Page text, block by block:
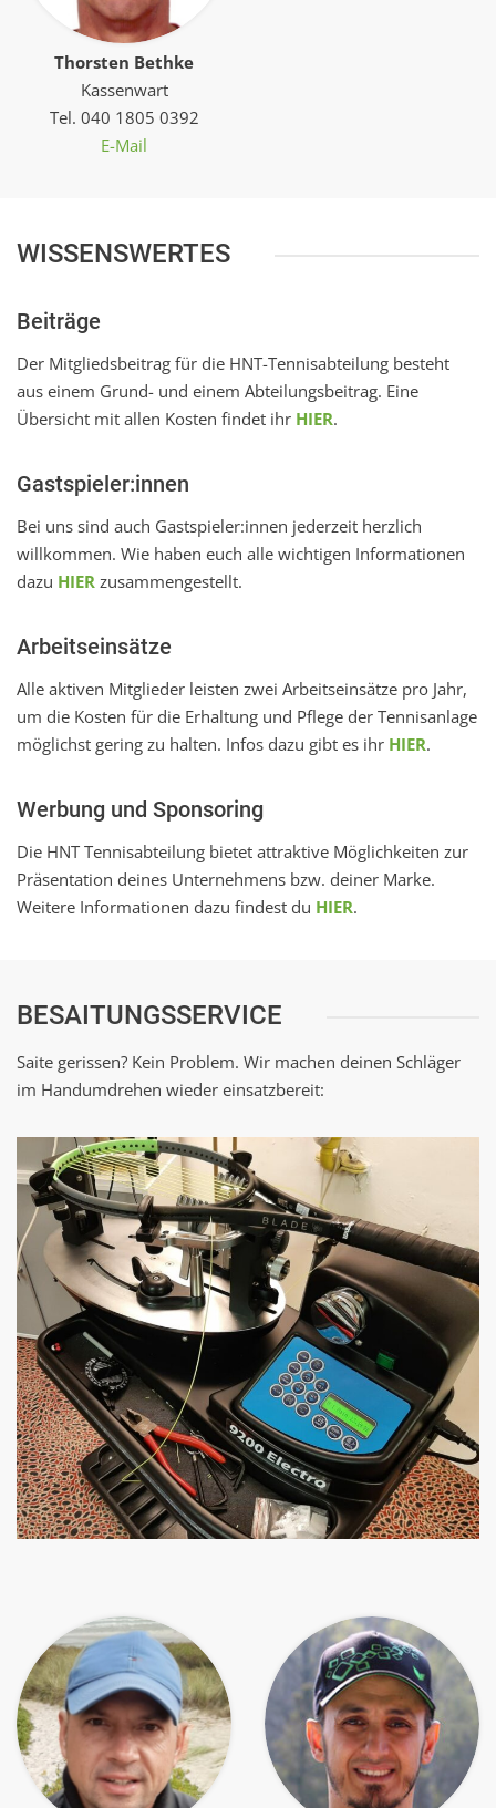
Thorsten Bethke
Kassenwart
Tel. 040 1805 0392
E-Mail
WISSENSWERTES
Beiträge
Der Mitgliedsbeitrag für die HNT-Tennisabteilung besteht
aus einem Grund- und einem Abteilungsbeitrag. Eine
Übersicht mit allen Kosten findet ihr HIER.
Gastspieler:innen
Bei uns sind auch Gastspieler:innen jederzeit herzlich
willkommen. Wie haben euch alle wichtigen Informationen
dazu HIER zusammengestellt.
Arbeitseinsätze
Alle aktiven Mitglieder leisten zwei Arbeitseinsätze pro Jahr,
um die Kosten für die Erhaltung und Pflege der Tennisanlage
möglichst gering zu halten. Infos dazu gibt es ihr HIER.
Werbung und Sponsoring
Die HNT Tennisabteilung bietet attraktive Möglichkeiten zur
Präsentation deines Unternehmens bzw. deiner Marke.
Weitere Informationen dazu findest du HIER.
BESAITUNGSSERVICE
Saite gerissen? Kein Problem. Wir machen deinen Schläger
im Handumdrehen wieder einsatzbereit: